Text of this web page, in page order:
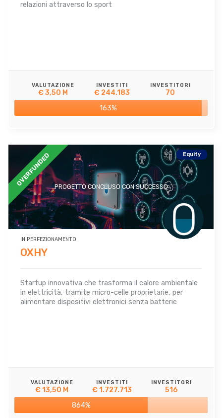
relazioni attraverso lo sport
VALUTAZIONE
€ 3,50 M
INVESTITI
€ 244.183
INVESTITORI
70
163%
PROGETTO CONCLUSO CON SUCCESSO
OVERFUNDED Equity
IN PERFEZIONAMENTO
OXHY
Startup innovativa che trasforma il calore ambientale
in elettricità, tramite micro-celle proprietarie, per
alimentare dispositivi elettronici senza batterie
VALUTAZIONE
€ 13,50 M
INVESTITI
€ 1.727.713
INVESTITORI
516
864%